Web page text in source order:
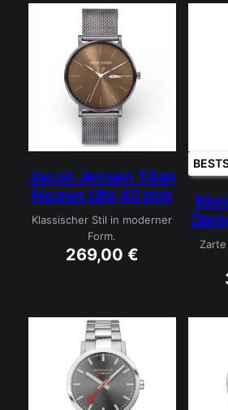
Jacob Jensen Titan
Herren Uhr 40 mm
Klassischer Stil in moderner
Form.
269,00 €